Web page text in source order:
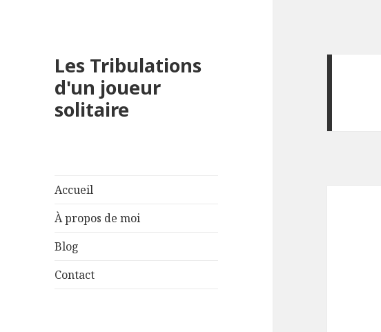
Les Tribulations
d'un joueur
solitaire
Accueil
À propos de moi
Blog
Contact